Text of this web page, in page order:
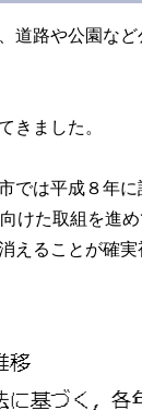
道路や公園な
きました。
では平成８年
けた取組を進
ることが確実